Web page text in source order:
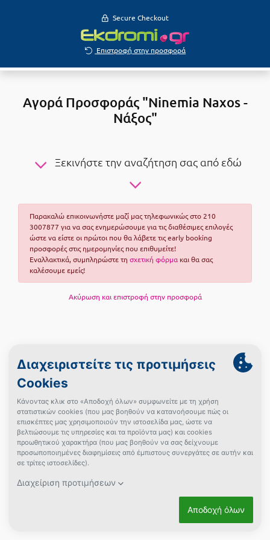
Secure Checkout
Επιστροφή στην προσφορά
Αγορά Προσφοράς "Ninemia Naxos -
Νάξος"
Ξεκινήστε την αναζήτηση σας από εδώ
Παρακαλώ επικοινωνήστε μαζί μας τηλεφωνικώς στο 210
3007877 για να σας ενημερώσουμε για τις διαθέσιμες επιλογές
ώστε να είστε οι πρώτοι που θα λάβετε τις early booking
προσφορές στις ημερομηνίες που επιθυμείτε!
Εναλλακτικά, συμπληρώστε τη σχετική φόρμακαι θα σας
καλέσουμε εμείς!
Ακύρωση και επιστροφή στην προσφορά
Πολιτική Cookies
Πώς μπορώ να αγοράσω; Δεν βρήκες αυτό που ψάχνεις;